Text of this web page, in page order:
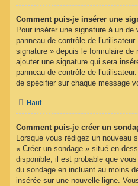
Comment puis-je insérer une
Pour insérer une signature à un
panneau de contrôle de
signature » depuis le formulaire de
ajouter une signature qui sera
panneau de contrôle de
de spécifier sur chaque message
Haut
Comment puis-je créer un
Lorsque vous rédigez un nouveau
« Créer un sondage » situé en-
disponible, il est probable que
du sondage en incluant au moins
insérée sur une nouvelle ligne.